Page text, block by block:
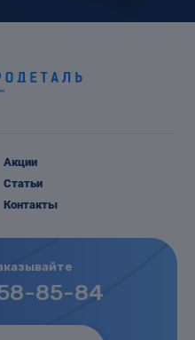
Акции
Статьи
Контакты
85-84